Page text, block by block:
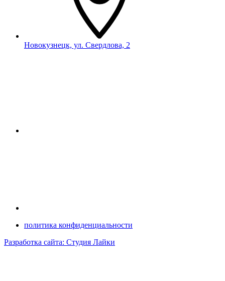
Новокузнецк, ул. Свердлова, 2
политика конфиденциальности
Разработка сайта: Студия Лайки